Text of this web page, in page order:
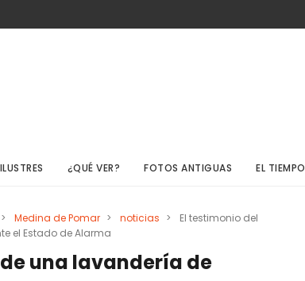
ILUSTRES ¿QUÉ VER? FOTOS ANTIGUAS EL TIEMPO
> Medina de Pomar > noticias >
El testimonio del
el Estado de Alarma
una lavandería de